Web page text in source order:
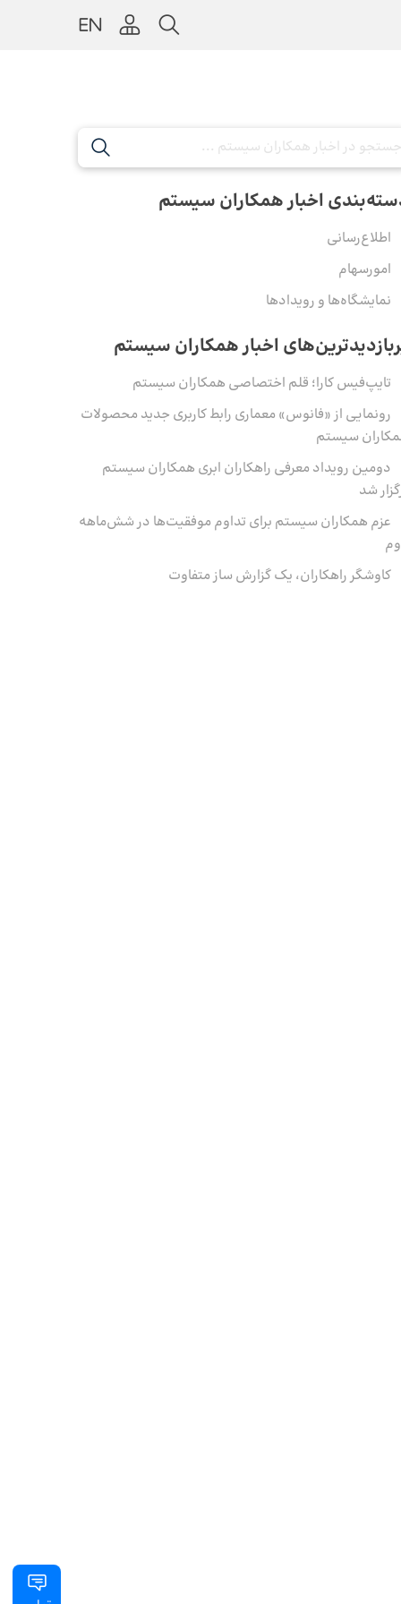
اخبار همکاران سیستم
اطلاع‌رسانی
امورسهام
نمایشگاه‌ها و رویدادها
اخبار همکاران سیستم
تایپ‌فیس کارا؛ قلم اختصاصی همکاران سیستم
رونمایی از «فانوس» معماری رابط کاربری جدید محصولات
سیستم
دومین رویداد معرفی راهکاران ابری همکاران سیستم
شد
عزم همکاران سیستم برای تداوم موفقیت‌ها در شش‌ماهه‌
کاوشگر راهکاران، یک گزارش ساز متفاوت